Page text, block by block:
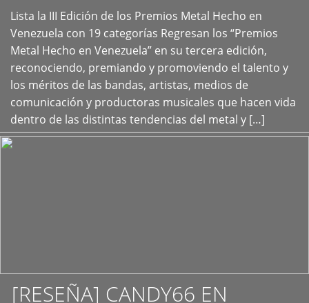
Lista la III Edición de los Premios Metal Hecho en
Venezuela con 19 categorías Regresan los “Premios
Metal Hecho en Venezuela” en su tercera edición,
reconociendo, premiando y promoviendo el talento y
los méritos de las bandas, artistas, medios de
comunicación y productoras musicales que hacen vida
dentro de las distintas tendencias del metal y […]
+
[RESEÑA] CANDY66 EN